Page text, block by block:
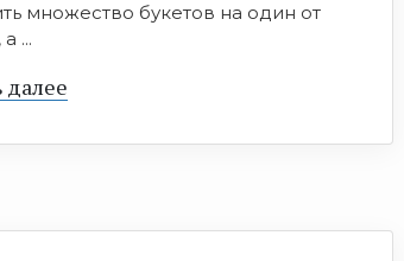
множество букетов на один от
...
далее